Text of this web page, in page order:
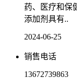
药、医疗和保
添加剂具有..
2024-06-25
销售电话
13672739863